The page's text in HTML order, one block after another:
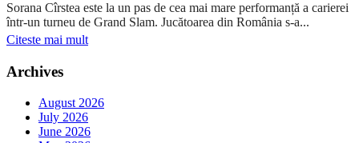
Sorana Cîrstea este la un pas de cea mai mare performanță a carierei
într-un turneu de Grand Slam. Jucătoarea din România s-a...
Citeste mai mult
Archives
August 2026
July 2026
June 2026